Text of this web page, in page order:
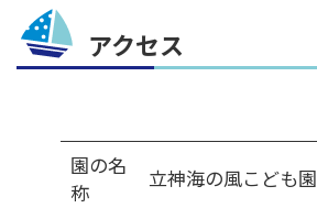
アクセス
園の名
称
立神海の風こども園